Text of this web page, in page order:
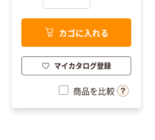
カゴに入れる
マイカタログ登録
商品を比較